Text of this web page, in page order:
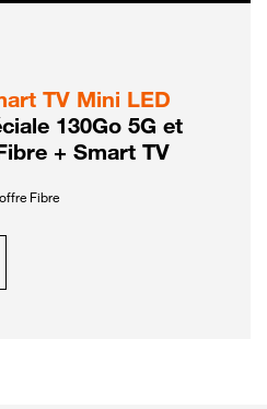
TV Mini LED
130Go 5G et
+ Smart TV
Fibre